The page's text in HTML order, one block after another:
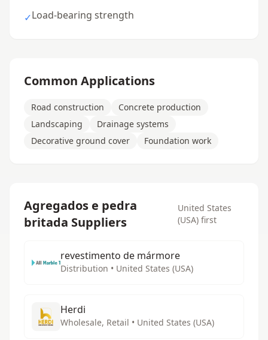
✓Load-bearing strength
Common Applications
Road construction
Concrete production
Landscaping
Drainage systems
Decorative ground cover
Foundation work
Agregados e pedra
britada Suppliers
United States
(USA) first
revestimento de mármore
Distribution • United States (USA)
Herdi
Wholesale, Retail • United States (USA)